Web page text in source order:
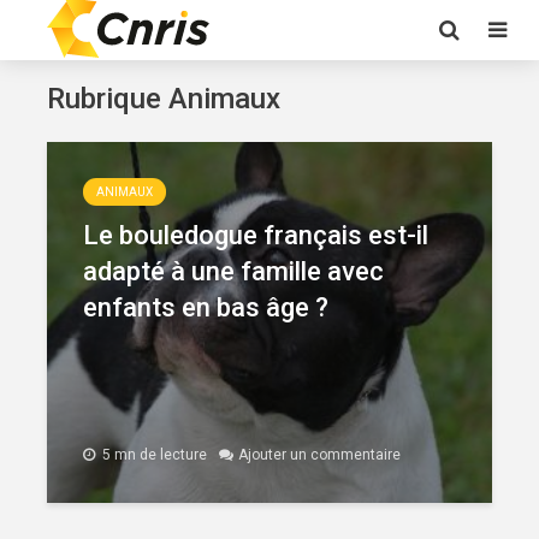
Rubrique Animaux
ANIMAUX
Le bouledogue français est-il
adapté à une famille avec
enfants en bas âge ?
5 mn de lecture Ajouter un commentaire